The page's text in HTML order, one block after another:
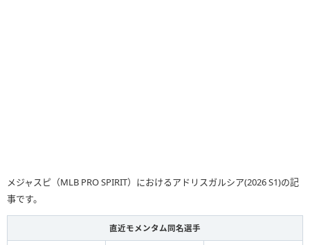
メジャスピ（MLB PRO SPIRIT）におけるアドリスガルシア(2026 S1)の記
事です。
直近モメンタム同名選手